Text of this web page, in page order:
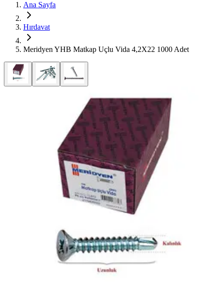
Ana Sayfa
Hırdavat
Meridyen YHB Matkap Uçlu Vida 4,2X22 1000 Adet